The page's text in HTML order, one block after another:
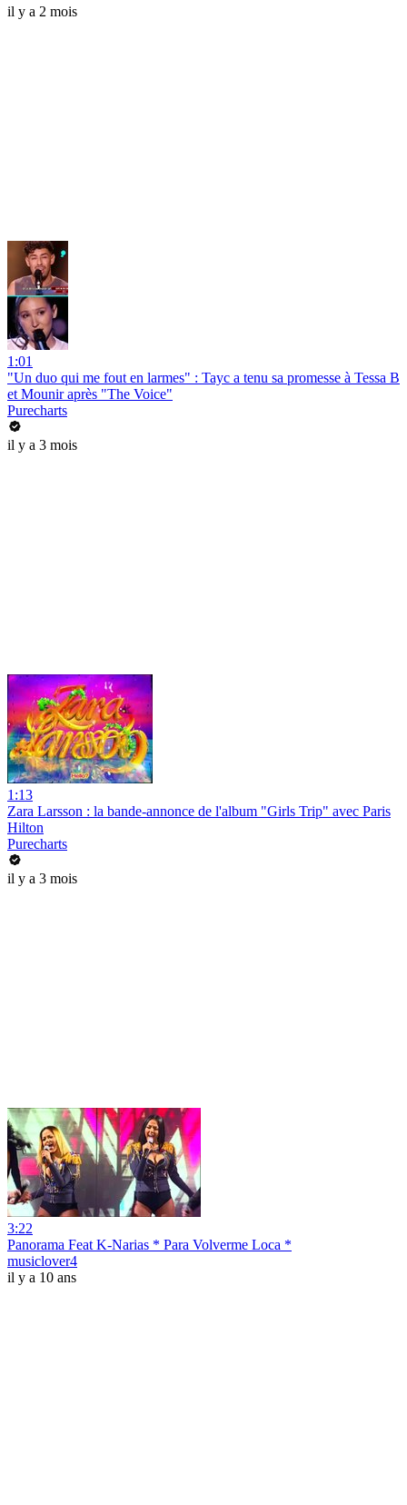
il y a 2 mois
1:01
"Un duo qui me fout en larmes" : Tayc a tenu sa promesse à Tessa B
et Mounir après "The Voice"
Purecharts
il y a 3 mois
1:13
Zara Larsson : la bande-annonce de l'album "Girls Trip" avec Paris
Hilton
Purecharts
il y a 3 mois
3:22
Panorama Feat K-Narias * Para Volverme Loca *
musiclover4
il y a 10 ans